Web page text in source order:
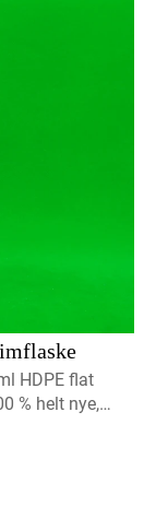
HDPE flat
% helt nye,